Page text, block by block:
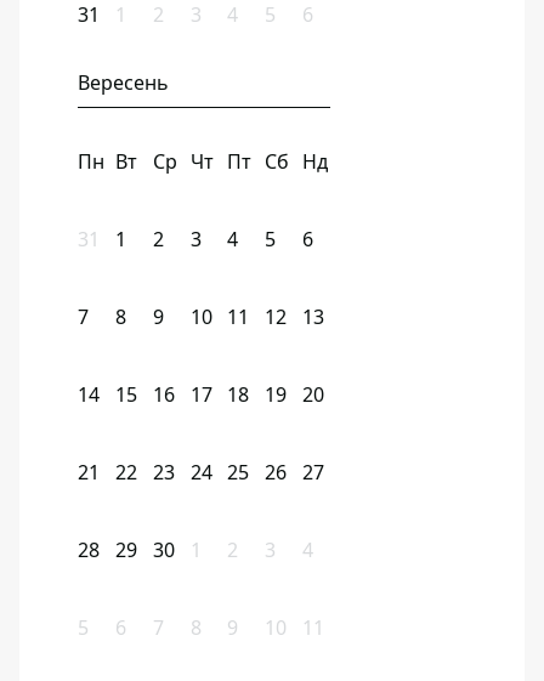
31 1 2 3 4 5 6
Вересень
Пн Вт Ср Чт Пт Сб Нд
31 1 2 3 4 5 6
7 8 9 10 11 12 13
14 15 16 17 18 19 20
21 22 23 24 25 26 27
28 29 30 1 2 3 4
5 6 7 8 9 10 11